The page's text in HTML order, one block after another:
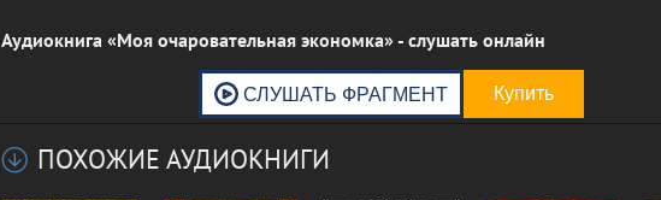
Аудиокнига «Моя очаровательная экономка» - слушать онлайн
ПОХОЖИЕ АУДИОКНИГИ